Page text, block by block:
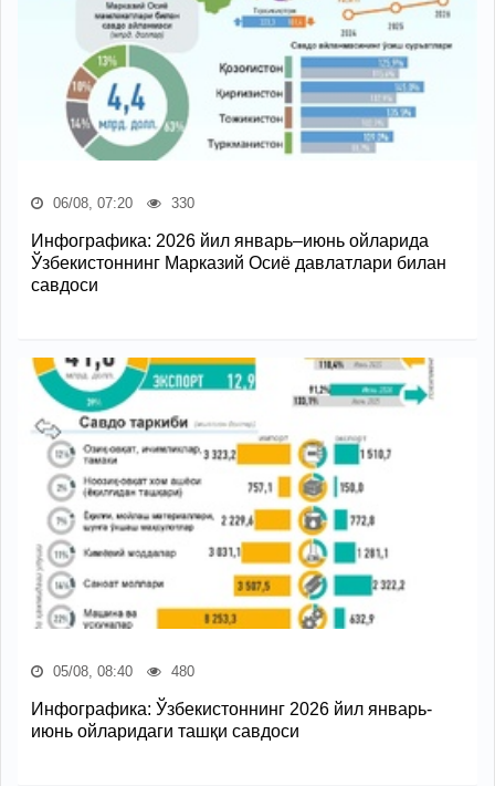
06/08, 07:20 330
Инфографика: 2026 йил январь–июнь ойларида
Ўзбекистоннинг Марказий Осиё давлатлари билан
савдоси
05/08, 08:40 480
Инфографика: Ўзбекистоннинг 2026 йил январь-
июнь ойларидаги ташқи савдоси